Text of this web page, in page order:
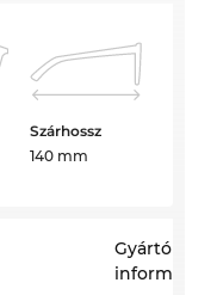
Szárhossz
140 mm
Gyártói
információk